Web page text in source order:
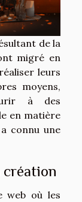
de la
migré en
leurs
moyens,
à des
en matière
connu une
création
web où les